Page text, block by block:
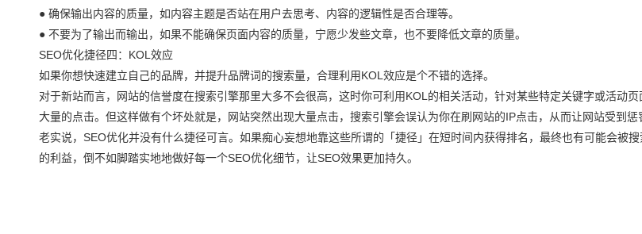
● 确保输出内容的质量，如内容主题是否站在用户去思考、内容的逻辑性是否合理等。
● 不要为了输出而输出，如果不能确保页面内容的质量，宁愿少发些文章，也不要降低文章的质量。
SEO优化捷径四：KOL效应
如果你想快速建立自己的品牌，并提升品牌词的搜索量，合理利用KOL效应是个不错的选择。
对于新站而言，网站的信誉度在搜索引擎那里大多不会很高，这时你可利用KOL的相关活动，针对某些特定关键字或活动
大量的点击。但这样做有个坏处就是，网站突然出现大量点击，搜索引擎会误认为你在刷网站的IP点击，从而让网站受到惩
老实说，SEO优化并没有什么捷径可言。如果痴心妄想地靠这些所谓的「捷径」在短时间内获得排名，最终也有可能会被
的利益，倒不如脚踏实地地做好每一个SEO优化细节，让SEO效果更加持久。